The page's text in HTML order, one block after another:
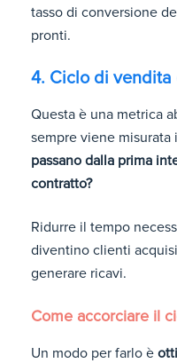
tasso di conversione
pronti.
4. Ciclo di vendita
Questa è una metrica
sempre viene misurata
passano dalla prima
contratto?
Ridurre il tempo
diventino clienti
generare ricavi.
Come accorciare il
Un modo per farlo è